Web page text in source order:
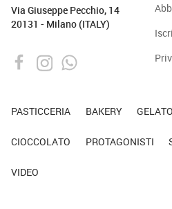
Via Giuseppe Pecchio, 14
20131 - Milano (ITALY)
PASTICCERIA BAKERY GELATO
CIOCCOLATO PROTAGONISTI
VIDEO